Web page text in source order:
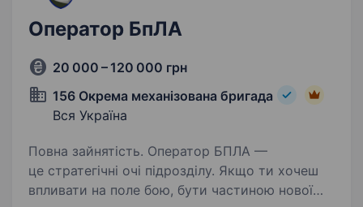
Оператор БпЛА
20 000 – 120 000 грн
156 Окрема механізована бригада
Вся Україна
Повна зайнятість. Оператор БПЛА —
це стратегічні очі підрозділу. Якщо ти хочеш
впливати на поле бою, бути частиною нової